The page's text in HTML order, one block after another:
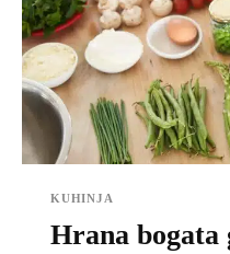
KUHINJA
Hrana bogata